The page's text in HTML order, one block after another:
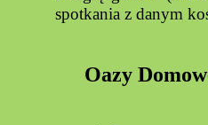
spotkania z danym
Oazy